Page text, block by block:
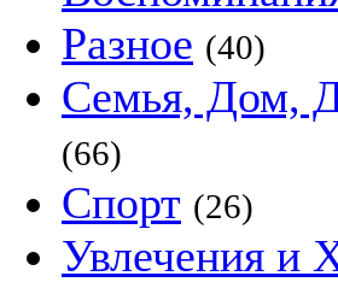
Разное (40)
Семья, Дом,
(66)
Спорт (26)
Увлечения и